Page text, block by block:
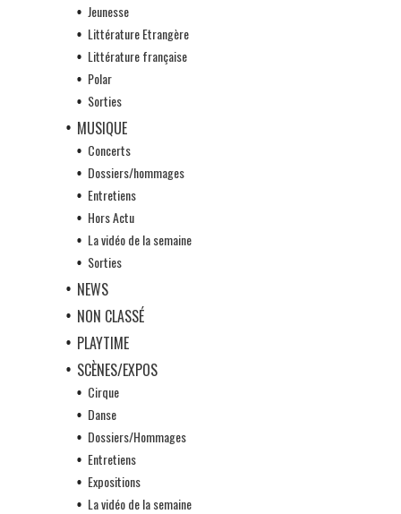
Jeunesse
Littérature Etrangère
Littérature française
Polar
Sorties
MUSIQUE
Concerts
Dossiers/hommages
Entretiens
Hors Actu
La vidéo de la semaine
Sorties
NEWS
NON CLASSÉ
PLAYTIME
SCÈNES/EXPOS
Cirque
Danse
Dossiers/Hommages
Entretiens
Expositions
La vidéo de la semaine